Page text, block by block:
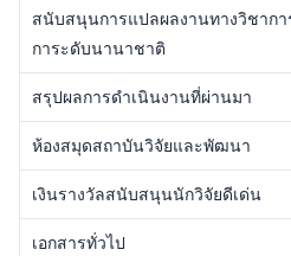
สนับสนุนการแปลผลงานทางวิชากา
การะดับนานาชาติ
สรุปผลการดำเนินงานที่ผ่านมา
ห้องสมุดสถาบันวิจัยและพัฒนา
เงินรางวัลสนับสนุนนักวิจัยดีเด่น
เอกสารทั่วไป